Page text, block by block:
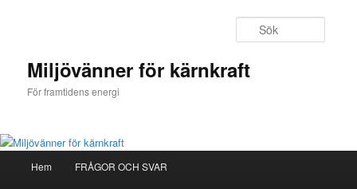
Miljövänner för kärnkraft
För framtidens energi
Hem FRÅGOR OCH SVAR